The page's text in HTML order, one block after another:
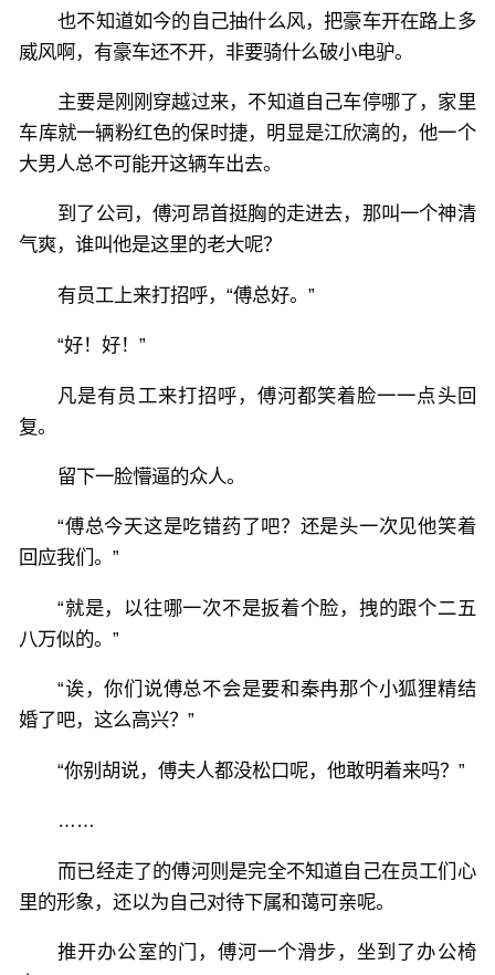
也不知道如今的自己抽什么风，把豪车开在路上多
威风啊，有豪车还不开，非要骑什么破小电驴。
主要是刚刚穿越过来，不知道自己车停哪了，家里
车库就一辆粉红色的保时捷，明显是江欣漓的，他一个
大男人总不可能开这辆车出去。
到了公司，傅河昂首挺胸的走进去，那叫一个神清
气爽，谁叫他是这里的老大呢？
有员工上来打招呼，“傅总好。”
“好！好！”
凡是有员工来打招呼，傅河都笑着脸一一点头回
复。
留下一脸懵逼的众人。
“傅总今天这是吃错药了吧？还是头一次见他笑着
回应我们。”
“就是，以往哪一次不是扳着个脸，拽的跟个二五
八万似的。”
“诶，你们说傅总不会是要和秦冉那个小狐狸精结
婚了吧，这么高兴？”
“你别胡说，傅夫人都没松口呢，他敢明着来吗？”
……
而已经走了的傅河则是完全不知道自己在员工们心
里的形象，还以为自己对待下属和蔼可亲呢。
推开办公室的门，傅河一个滑步，坐到了办公椅